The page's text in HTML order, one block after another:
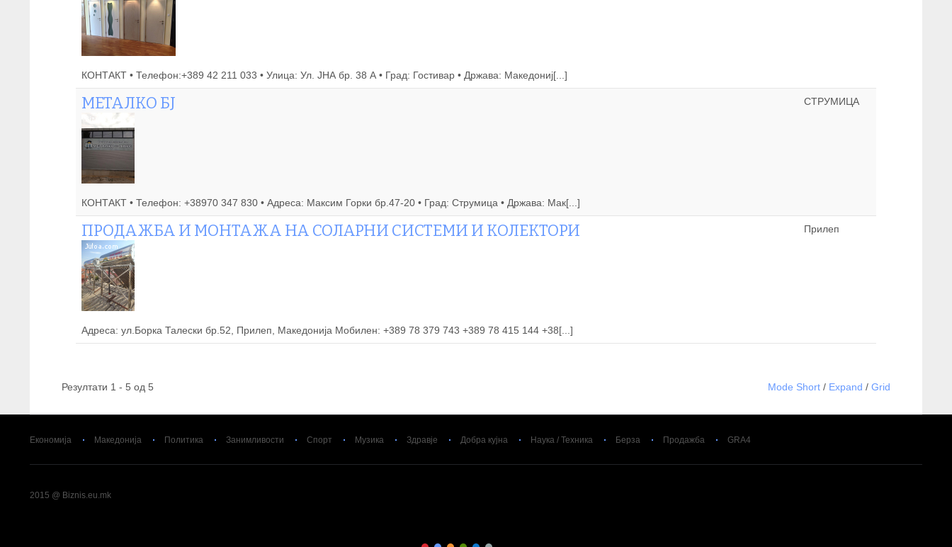
КОНТАКТ • Телефон:+389 42 211 033 • Улица: Ул. ЈНА бр. 38 А • Град: Гостивар • Држава: Македониј[...]
МЕТАЛКО БЈ
КОНТАКТ • Телефон: +38970 347 830 • Адреса: Максим Горки бр.47-20 • Град: Струмица • Држава: Мак[...]
СТРУМИЦА
ПРОДАЖБА И МОНТАЖА НА СОЛАРНИ СИСТЕМИ И КОЛЕКТОРИ
Адреса: ул.Борка Талески бр.52, Прилеп, Македонија Мобилен: +389 78 379 743 +389 78 415 144 +38[...]
Прилеп
Резултати 1 - 5 од 5 Mode Short / Expand / Grid
Економија Македонија Политика Занимливости Спорт Музика Здравје Добра кујна Наука / Техника Берза Продажба GRA4
2015 @ Biznis.eu.mk